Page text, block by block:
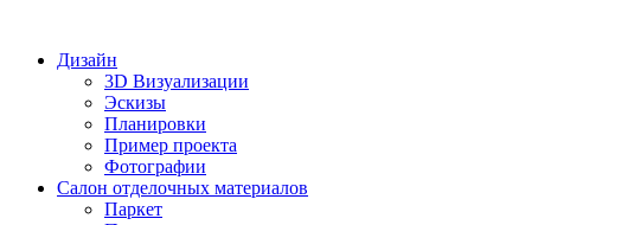
Дизайн
3D Визуализации
Эскизы
Планировки
Пример проекта
Фотографии
Салон отделочных материалов
Паркет